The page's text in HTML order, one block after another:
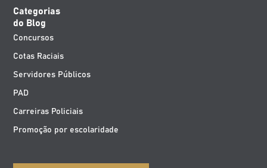
Categorias
do Blog
Concursos
Cotas Raciais
Servidores Públicos
PAD
Carreiras Policiais
Promoção por escolaridade